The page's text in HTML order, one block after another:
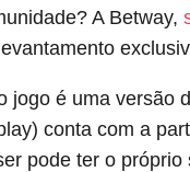
A Betway,
jogo é uma versão
conta com a
pode ter o